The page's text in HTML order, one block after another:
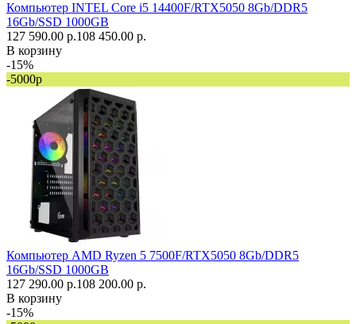
Компьютер INTEL Core i5 14400F/RTX5050 8Gb/DDR5
16Gb/SSD 1000GB
127 590.00 р.108 450.00 р.
В корзину
-15%
-5000р
Компьютер AMD Ryzen 5 7500F/RTX5050 8Gb/DDR5
16Gb/SSD 1000GB
127 290.00 р.108 200.00 р.
В корзину
-15%